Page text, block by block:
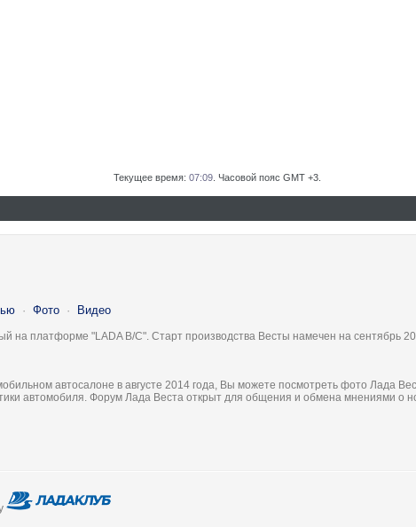
Текущее время: 07:09 . Часовой пояс GMT +3.
· Фото · Видео
на платформе "LADA B/C". Старт производства Весты намечен на сентябрь
автосалоне в августе 2014 года, Вы можете посмотреть фото Лада
автомобиля. Форум Лада Веста открыт для общения и обмена мнениями о